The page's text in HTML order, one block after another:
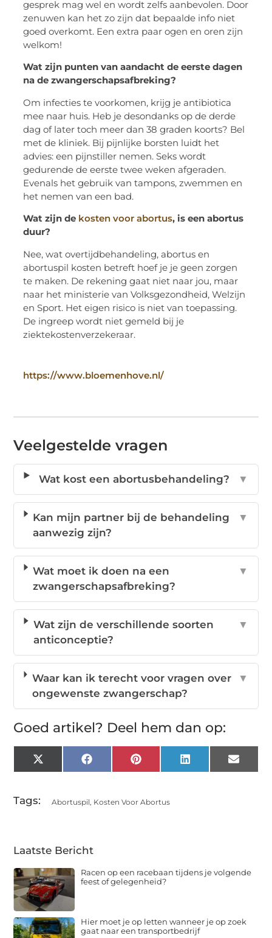
gesprek mag wel en wordt zelfs aanbevolen. Door
zenuwen kan het zo zijn dat bepaalde info niet
goed overkomt. Een extra paar ogen en oren zijn
welkom!
Wat zijn punten van aandacht de eerste dagen
na de zwangerschapsafbreking?
Om infecties te voorkomen, krijg je antibiotica
mee naar huis. Heb je desondanks op de derde
dag of later toch meer dan 38 graden koorts? Bel
met de kliniek. Bij pijnlijke borsten luidt het
advies: een pijnstiller nemen. Seks wordt
gedurende de eerste twee weken afgeraden.
Evenals het gebruik van tampons, zwemmen en
het nemen van een bad.
Wat zijn de kosten voor abortus, is een abortus
duur?
Nee, wat overtijdbehandeling, abortus en
abortuspil kosten betreft hoef je je geen zorgen
te maken. De rekening gaat niet naar jou, maar
naar het ministerie van Volksgezondheid, Welzijn
en Sport. Het eigen risico is niet van toepassing.
De ingreep wordt niet gemeld bij je
ziektekostenverzekeraar.
https://www.bloemenhove.nl/
Veelgestelde vragen
Wat kost een abortusbehandeling? ▼
Kan mijn partner bij de behandeling
aanwezig zijn?
▼
Wat moet ik doen na een
zwangerschapsafbreking?
▼
Wat zijn de verschillende soorten
anticonceptie?
▼
Waar kan ik terecht voor vragen over
ongewenste zwangerschap?
▼
Goed artikel? Deel hem dan op:
X
(Twitter)
FacebookPinterestLinkedInEmail
Tags: Abortuspil, Kosten Voor Abortus
Laatste Bericht
Racen op een racebaan tijdens je volgende
feest of gelegenheid?
Hier moet je op letten wanneer je op zoek
gaat naar een transportbedrijf